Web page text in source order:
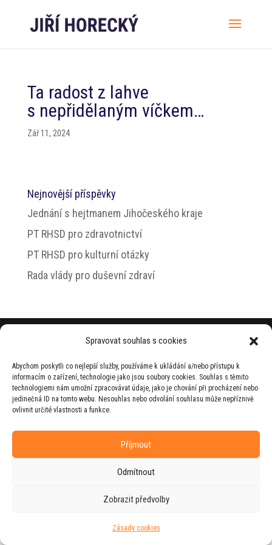
Spravovat souhlas s cookies
Abychom poskytli co nejlepší služby, používáme k ukládání a/nebo přístupu k
informacím o zařízení, technologie jako jsou soubory cookies. Souhlas s těmito
technologiemi nám umožní zpracovávat údaje, jako je chování při procházení nebo
jedinečná ID na tomto webu. Nesouhlas nebo odvolání souhlasu může nepříznivě
ovlivnit určité vlastnosti a funkce.
Příjmout
Odmítnout
Zobrazit předvolby
Zásady cookies
Ta radost z lahve
s nepřidělaným víčkem…
Zář 11, 2024
Nejnovější příspěvky
Jednání s hejtmanem Jihočeského kraje
PT RHSD pro zdravotnictví
PT RHSD pro kulturní otázky
Rada vlády pro duševní zdraví
© 2026 Jiří Horecký – Osobní stránky Jiřího
Web vytvořila firmaRUDIve spolupráci s
agenturouZEST BRAND.